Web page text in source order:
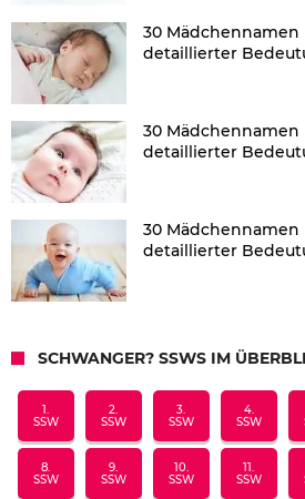
30 Mädchennamen
detaillierter
30 Mädchennamen
detaillierter
30 Mädchennamen
detaillierter
SCHWANGER? SSWS IM
1.
SSW
2.
SSW
3.
SSW
4.
SSW
8.
SSW
9.
SSW
10.
SSW
11.
SSW